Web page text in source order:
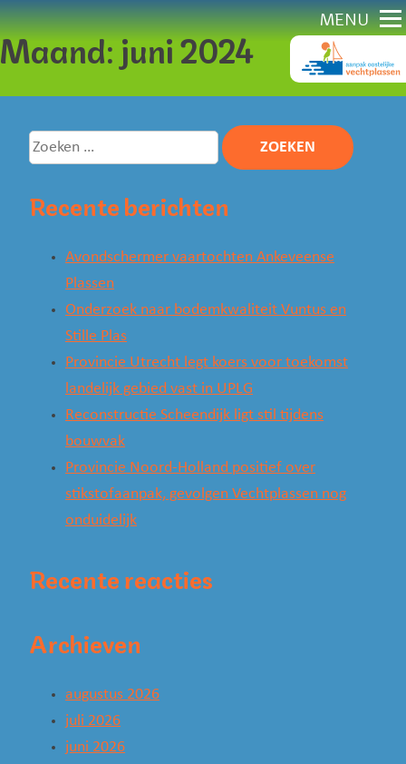
naar
content
MENU
Maand: juni 2024
Zoeken
naar:
Recente berichten
Avondschermer vaartochten Ankeveense
Plassen
Onderzoek naar bodemkwaliteit Vuntus en
Stille Plas
Provincie Utrecht legt koers voor toekomst
landelijk gebied vast in UPLG
Reconstructie Scheendijk ligt stil tijdens
bouwvak
Provincie Noord-Holland positief over
stikstofaanpak, gevolgen Vechtplassen nog
onduidelijk
Recente reacties
Archieven
augustus 2026
juli 2026
juni 2026